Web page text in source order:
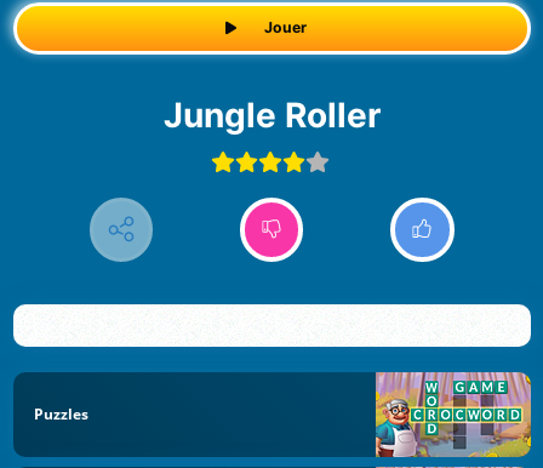
Jouer
Jungle Roller
Puzzles